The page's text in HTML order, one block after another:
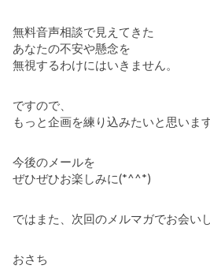
無料音声相談で見えてきた
あなたの不安や懸念を
無視するわけにはいきません。
ですので、
もっと企画を練り込みたいと思います
今後のメールを
ぜひぜひお楽しみに(*^^*)
ではまた、次回のメルマガでお会い
おさち